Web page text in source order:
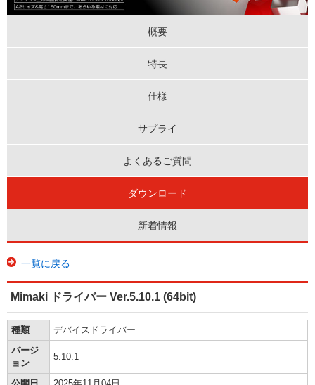
概要
特長
仕様
サプライ
よくあるご質問
ダウンロード
新着情報
一覧に戻る
Mimaki ドライバー Ver.5.10.1 (64bit)
種類
デバイスドライバー
バージ
ョン
5.10.1